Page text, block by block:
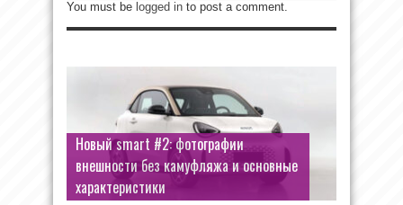
You must be logged in to post a comment.
Новый smart #2: фотографии
внешности без камуфляжа и основные
характеристики